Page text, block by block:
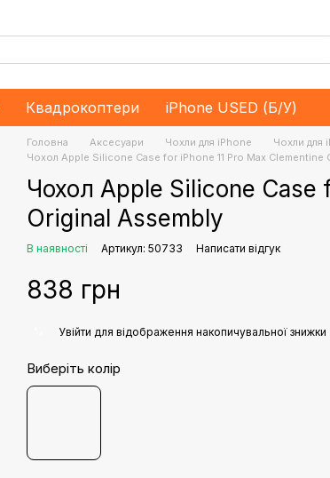
Квадрокоптери iPhone USED (Б/У)
Головна Аксесуари Чохли для iPhone
Чохли для
Чохол Apple Silicone Case for iPhone 11 Pro Max Clementine
Чохол Apple Silicone Case
Original Assembly
В наявності Артикул: 50733 Написати відгук
838 грн
Увійти для відображення накопичувальної знижки
Виберіть колір